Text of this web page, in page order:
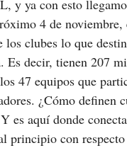
y ya con esto
4 de noviembre,
los clubes lo que
Es decir, tienen 207
47 equipos que
¿Cómo definen
es aquí donde
principio con